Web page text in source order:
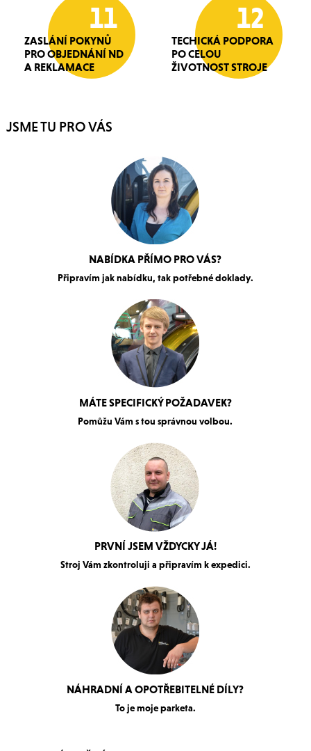
11
ZASLÁNÍ POKYNŮ
PRO OBJEDNÁNÍ ND
A REKLAMACE
12
TECHICKÁ PODPORA
PO CELOU
ŽIVOTNOST STROJE
JSME TU PRO VÁS
NABÍDKA PŘÍMO PRO VÁS?
Připravím jak nabídku, tak potřebné doklady.
MÁTE SPECIFICKÝ POŽADAVEK?
Pomůžu Vám s tou správnou volbou.
PRVNÍ JSEM VŽDYCKY JÁ!
Stroj Vám zkontroluji a připravím k expedici.
NÁHRADNÍ A OPOTŘEBITELNÉ DÍLY?
To je moje parketa.